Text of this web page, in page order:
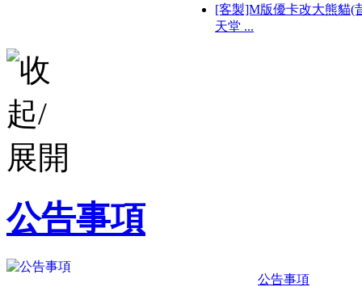
[客製]M版優卡改大熊貓(
天堂 ...
公告事項
公告事項